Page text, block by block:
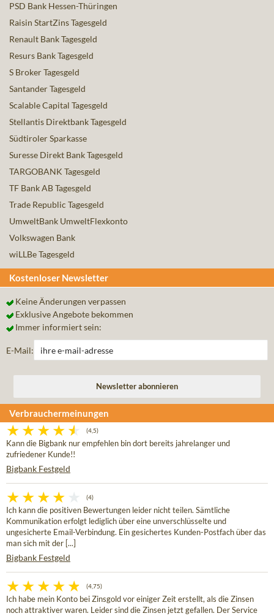
PSD Bank Hessen-Thüringen
Raisin StartZins Tagesgeld
Renault Bank Tagesgeld
Resurs Bank Tagesgeld
S Broker Tagesgeld
Santander Tagesgeld
Scalable Capital Tagesgeld
Stellantis Direktbank Tagesgeld
Südtiroler Sparkasse
Suresse Direkt Bank Tagesgeld
TARGOBANK Tagesgeld
TF Bank AB Tagesgeld
Trade Republic Tagesgeld
UmweltBank UmweltFlexkonto
Volkswagen Bank
wiLLBe Tagesgeld
Kostenloser Newsletter
Keine Änderungen verpassen
Exklusive Angebote bekommen
Immer informiert sein:
E-Mail:
Verbrauchermeinungen
(4,5)
Kann die Bigbank nur empfehlen bin dort bereits jahrelanger und
zufriedener Kunde!!
Bigbank Festgeld
(4)
Ich kann die positiven Bewertungen leider nicht teilen. Sämtliche
Kommunikation erfolgt lediglich über eine unverschlüsselte und
ungesicherte Email-Verbindung. Ein gesichertes Kunden-Postfach über das
man sich mit der [...]
Bigbank Festgeld
(4,75)
Ich habe mein Konto bei Zinsgold vor einiger Zeit erstellt, als die Zinsen
noch attraktiver waren. Leider sind die Zinsen jetzt gefallen. Der Service